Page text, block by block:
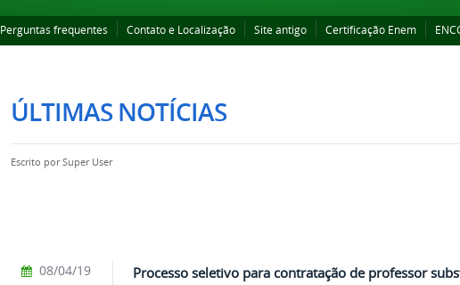
Perguntas frequentes Contato e Localização Site antigo Certificação Enem
ÚLTIMAS NOTÍCIAS
Escrito porSuper User
Processo seletivo para contratação de professor
08/04/19